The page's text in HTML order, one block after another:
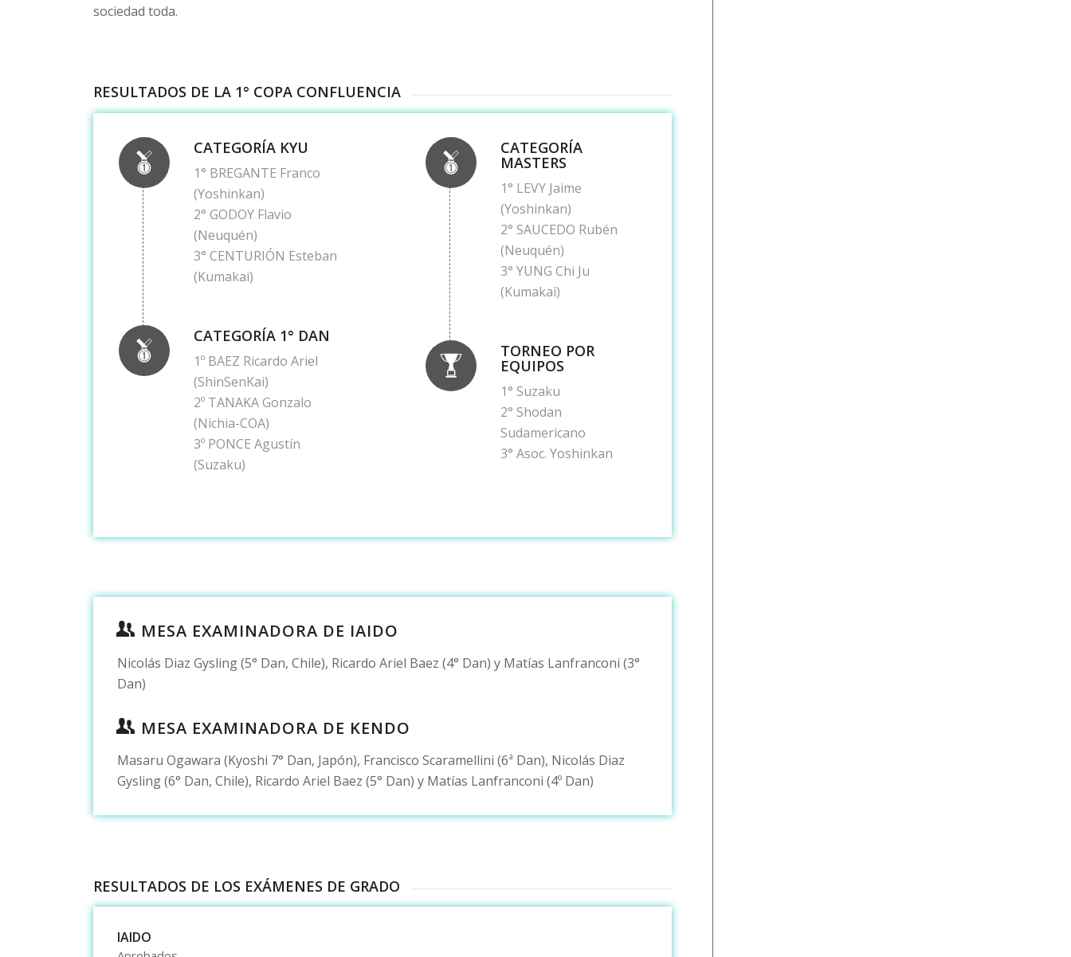
sociedad toda.
RESULTADOS DE LA 1° COPA CONFLUENCIA
CATEGORÍA KYU
1° BREGANTE Franco
(Yoshinkan)
2° GODOY Flavio
(Neuquén)
3° CENTURIÓN Esteban
(Kumakai)
CATEGORÍA 1° DAN
1º BAEZ Ricardo Ariel
(ShinSenKai)
2º TANAKA Gonzalo
(Nichia-COA)
3º PONCE Agustín
(Suzaku)
CATEGORÍA
MASTERS
1° LEVY Jaime
(Yoshinkan)
2° SAUCEDO Rubén
(Neuquén)
3° YUNG Chi Ju
(Kumakai)
TORNEO POR
EQUIPOS
1° Suzaku
2° Shodan
Sudamericano
3° Asoc. Yoshinkan
MESA EXAMINADORA DE IAIDO
Nicolás Diaz Gysling (5° Dan, Chile), Ricardo Ariel Baez (4° Dan) y Matías Lanfranconi (3°
Dan)
MESA EXAMINADORA DE KENDO
Masaru Ogawara (Kyoshi 7° Dan, Japón), Francisco Scaramellini (6ª Dan), Nicolás Diaz
Gysling (6° Dan, Chile), Ricardo Ariel Baez (5° Dan) y Matías Lanfranconi (4º Dan)
RESULTADOS DE LOS EXÁMENES DE GRADO
IAIDO